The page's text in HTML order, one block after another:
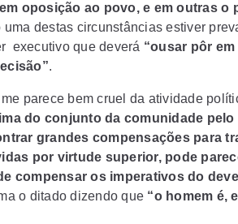
oposição ao povo, e em outras o
uma destas circunstâncias estiver
executivo que deverá “ousar pôr
.
parece bem cruel da atividade
do conjunto da comunidade
grandes compensações para
por virtude superior, pode
compensar os imperativos do
o ditado dizendo que “o homem é,